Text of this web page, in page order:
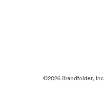
©2026 Brandfolder,